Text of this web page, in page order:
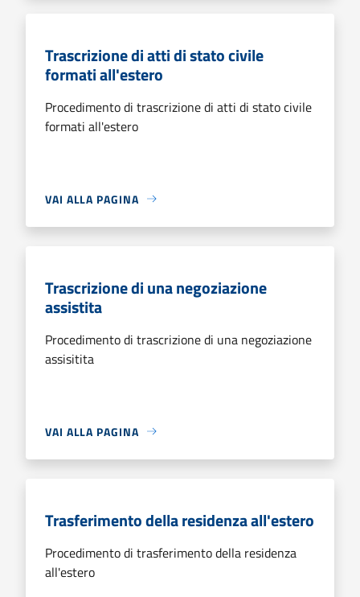
Trascrizione di atti di stato civile
formati all'estero
Procedimento di trascrizione di atti di stato civile
formati all'estero
VAI ALLA PAGINA
Trascrizione di una negoziazione
assistita
Procedimento di trascrizione di una negoziazione
assisitita
VAI ALLA PAGINA
Trasferimento della residenza all'estero
Procedimento di trasferimento della residenza
all'estero